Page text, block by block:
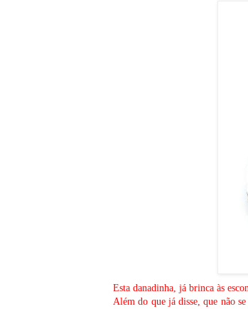
Esta danadinha, já brinca às
Além do que já disse, que não